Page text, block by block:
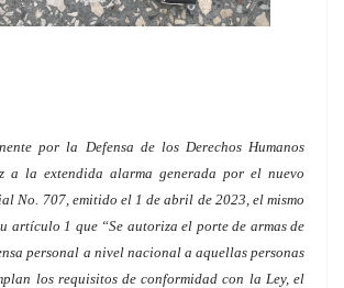
por la Defensa de los Derechos Humanos
a la extendida alarma generada por el nuevo
No. 707, emitido el 1 de abril de 2023, el mismo
artículo 1 que “Se autoriza el porte de armas de
personal a nivel nacional a aquellas personas
los requisitos de conformidad con la Ley, el